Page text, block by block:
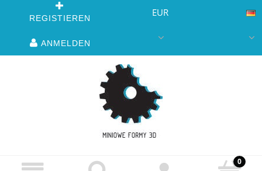
REGISTIEREN
ANMELDEN
EUR